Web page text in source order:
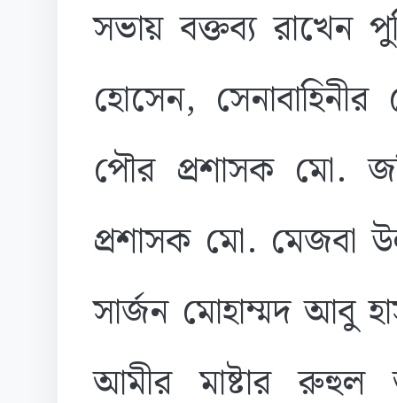
সভায় বক্তব্য রাখেন
হোসেন,
পৌর প্রশাসক মো.
প্রশাসক মো. মেজবা
সার্জন মোহাম্মদ আবু
আমীর মাষ্টার